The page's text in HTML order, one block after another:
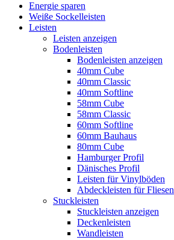
Energie sparen
Weiße Sockelleisten
Leisten
Leisten anzeigen
Bodenleisten
Bodenleisten anzeigen
40mm Cube
40mm Classic
40mm Softline
58mm Cube
58mm Classic
60mm Softline
60mm Bauhaus
80mm Cube
Hamburger Profil
Dänisches Profil
Leisten für Vinylböden
Abdeckleisten für Fliesen
Stuckleisten
Stuckleisten anzeigen
Deckenleisten
Wandleisten